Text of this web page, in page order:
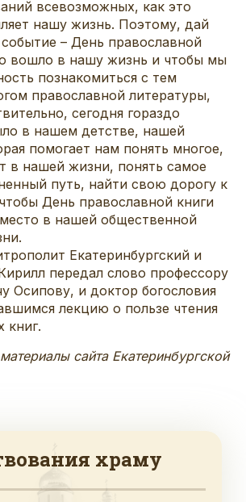
всевозможных, как это
нашу жизнь. Поэтому, дай
– День православной
вошло в нашу жизнь и чтобы мы
познакомиться с тем
православной литературы,
сегодня гораздо
в нашем детстве, нашей
помогает нам понять многое,
в нашей жизни, понять самое
путь, найти свою дорогу к
День православной книги
в нашей общественной
Екатеринбургский и
передал слово профессору
Осипову, и доктор богословия
лекцию о пользе чтения
книг.
сайта Екатеринбургской
храму